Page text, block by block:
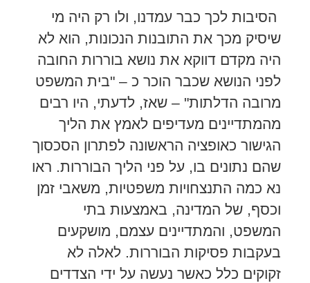
הסיבות לכך כבר עמדנו, ולו רק היה מי
שיסיק מכך את התובנות הנכונות, הוא לא
היה מקדם דווקא את נושא בוררות החובה
לפני הנושא שכבר הוכר כ – "בית המשפט
מרובה הדלתות" – שאז, לדעתי, היו רבים
מהמתדיינים מעדיפים לאמץ את הליך
הגישור כאופציה הראשונה לפתרון הסכסוך
שהם נתונים בו, על פני הליך הבוררות. ראו
נא כמה התנצחויות משפטיות, משאבי זמן
וכסף, של המדינה, באמצעות בתי
המשפט, והמתדיינים עצמם, מושקעים
בעקבות פסיקות הבוררות. לאלה לא
זקוקים כלל כאשר נעשה על ידי הצדדים